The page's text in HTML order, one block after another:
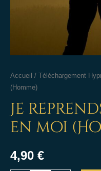
Accueil / Téléchargement
(Homme)
Je
en moi
4,90 €